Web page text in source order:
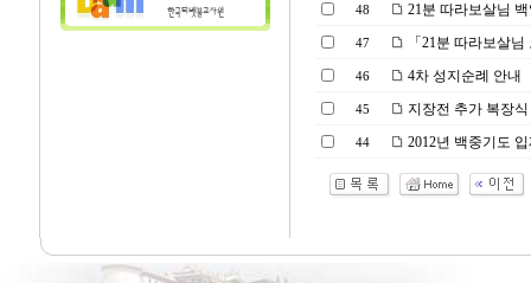
48 21분 따라보살님
47 「21분 따라보살
46 4차 성지순례 안내
45 지장전 추가 복장
44 2012년 백중기도